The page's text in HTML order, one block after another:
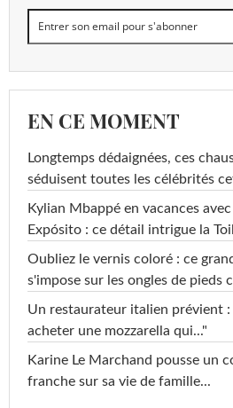
EN CE MOMENT
Longtemps dédaignées, ces
séduisent toutes les célébrités
Kylian Mbappé en vacances
Expósito : ce détail intrigue la
Oubliez le vernis coloré : ce
s'impose sur les ongles de pieds
Un restaurateur italien prévient
acheter une mozzarella qui..."
Karine Le Marchand pousse un
franche sur sa vie de famille...